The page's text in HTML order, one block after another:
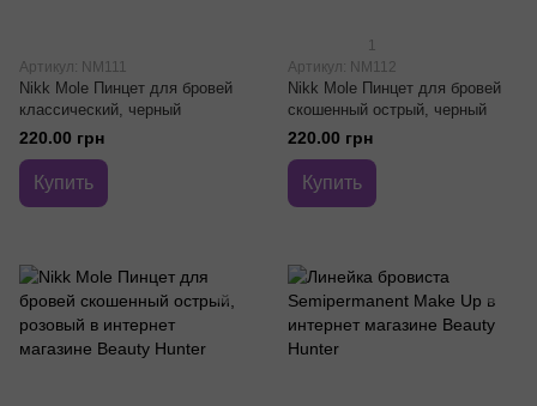
Артикул: NM111
Nikk Mole Пинцет для бровей
классический, черный
220.00 грн
Купить
1
Артикул: NM112
Nikk Mole Пинцет для бровей
скошенный острый, черный
220.00 грн
Купить